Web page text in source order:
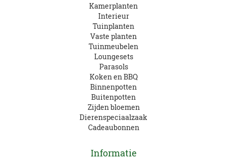
Kamerplanten
Interieur
Tuinplanten
Vaste planten
Tuinmeubelen
Loungesets
Parasols
Koken en BBQ
Binnenpotten
Buitenpotten
Zijden bloemen
Dierenspeciaalzaak
Cadeaubonnen
Informatie